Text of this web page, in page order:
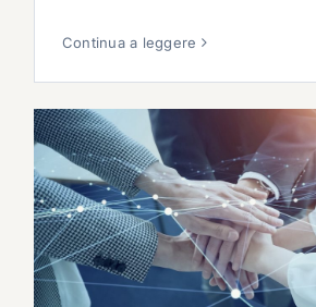
Continua a leggere